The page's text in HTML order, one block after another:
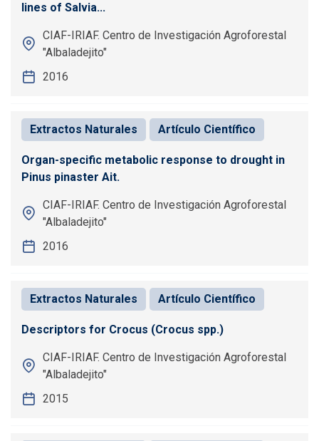
lines of Salvia...
CIAF-IRIAF. Centro de Investigación Agroforestal
"Albaladejito"
2016
Extractos Naturales Artículo Científico
Organ-specific metabolic response to drought in
Pinus pinaster Ait.
CIAF-IRIAF. Centro de Investigación Agroforestal
"Albaladejito"
2016
Extractos Naturales Artículo Científico
Descriptors for Crocus (Crocus spp.)
CIAF-IRIAF. Centro de Investigación Agroforestal
"Albaladejito"
2015